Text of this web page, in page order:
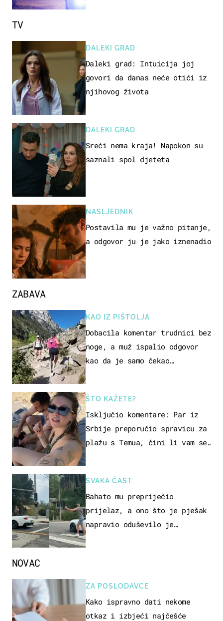
ZABAVA
KAO IZ PIŠTOLJA
Dobacila komentar trudnici bez
noge, a muž ispalio odgovor
kao da je samo čekao…
ŠTO KAŽETE?
Isključio komentare: Par iz
Srbije preporučio spravicu za
plažu s Temua, čini li vam se
SVAKA ČAST
Bahato mu prepriječio
prijelaz, a ono što je pješak
napravio oduševilo je
TV
DALEKI GRAD
Daleki grad: Intuicija joj
govori da danas neće otići iz
njihovog života
DALEKI GRAD
Sreći nema kraja! Napokon su
saznali spol djeteta
NASLJEDNIK
Postavila mu je važno pitanje,
a odgovor ju je jako iznenadio
NOVAC
ZA POSLODAVCE
Kako ispravno dati nekome
otkaz i izbjeći najčešće